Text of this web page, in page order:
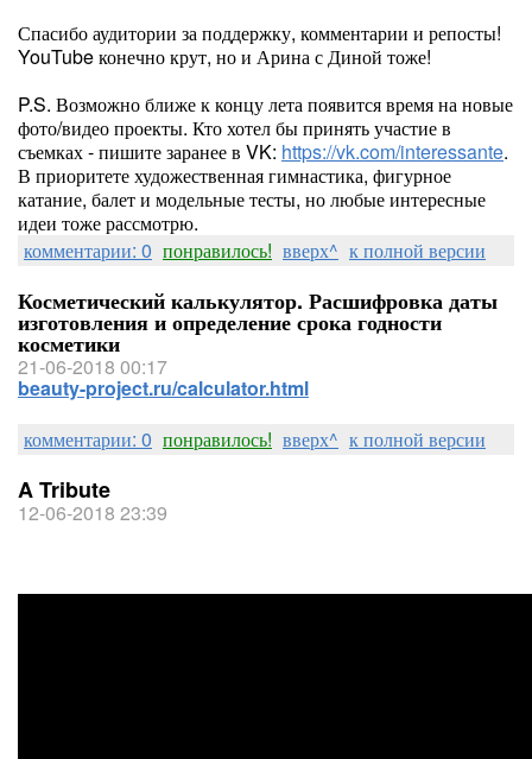
Спасибо аудитории за поддержку, комментарии и репосты!
YouTube конечно крут, но и Арина с Диной тоже!
P.S. Возможно ближе к концу лета появится время на новые
фото/видео проекты. Кто хотел бы принять участие в
съемках - пишите заранее в VK: https://vk.com/interessante.
В приоритете художественная гимнастика, фигурное
катание, балет и модельные тесты, но любые интересные
идеи тоже рассмотрю.
комментарии: 0 понравилось! вверх^ к полной версии
Косметический калькулятор. Расшифровка даты
изготовления и определение срока годности
косметики
21-06-2018 00:17
beauty-project.ru/calculator.html
комментарии: 0 понравилось! вверх^ к полной версии
A Tribute
12-06-2018 23:39